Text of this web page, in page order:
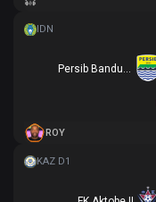
ROY